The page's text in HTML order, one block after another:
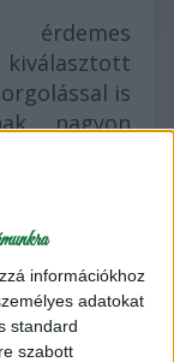
információkhoz
adatokat
standard
szabott
érdemes
is
nagyon
kötés-,
kell
minták,
a
ilyen
csak a